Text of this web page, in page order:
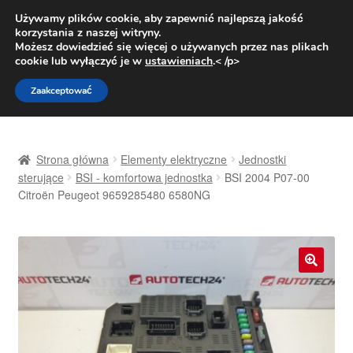
DOSTAWA od 31 zł
Pn.-pt. 9:00-16:00800 003 167
Przejdź
do
nawigacji
Przejdź
do
treści
Dostawa
Strona główna Elementy elektryczne
Jednostki
sterujące
BSI - komfortowa jednostka
BSI 2004 P07-00
Citroën Peugeot 9659285480 6580NG
🔍
Używamy plików cookie, aby zapewnić najlepszą jakość
korzystania z naszej witryny.
Możesz dowiedzieć się więcej o używanych przez nas plikach
cookie lub wyłączyć je w ustawieniach.< /p>
Zaakceptować